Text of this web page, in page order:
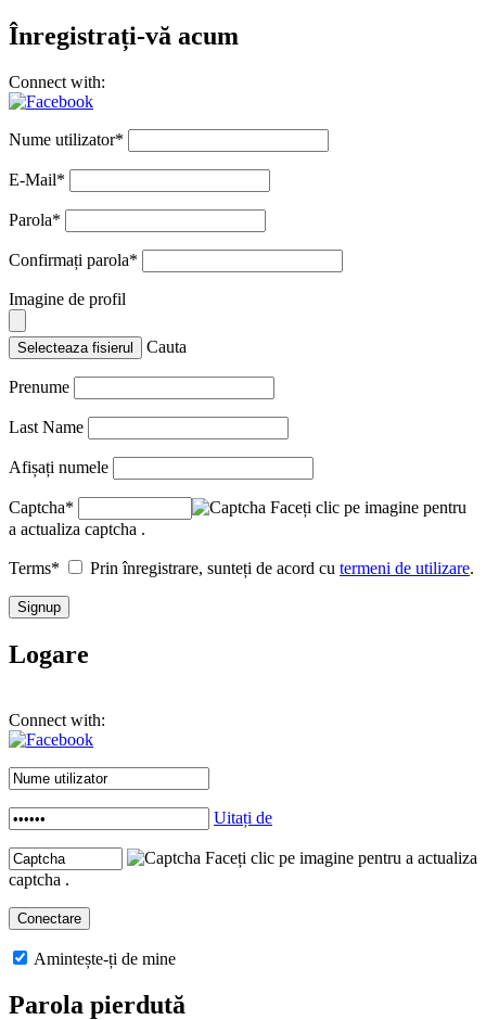
Înregistrați-vă acum
Connect with:
Nume utilizator*
E-Mail*
Parola*
Confirmați parola*
Imagine de profil
Selecteaza fisierul Cauta
Prenume
Last Name
Afișați numele
Captcha*
Faceți clic pe imagine pentru
a actualiza captcha .
Terms* Prin înregistrare, sunteți de acord cu termeni de utilizare.
Logare
Connect with:
Uitați de
Faceți clic pe imagine pentru a actualiza
captcha .
Amintește-ți de mine
Parola pierdută